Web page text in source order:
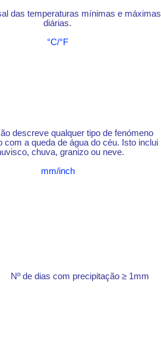
das temperaturas mínimas e máximas
diárias.
°C/°F
descreve qualquer tipo de fenómeno
com a queda de água do céu. Isto inclui
chuva, granizo ou neve.
mm/inch
Nº de dias com precipitação ≥ 1mm